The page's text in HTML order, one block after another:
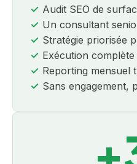
Audit SEO de
Un consultant
Stratégie priorisée
Exécution complète
Reporting mensuel
Sans engagement,